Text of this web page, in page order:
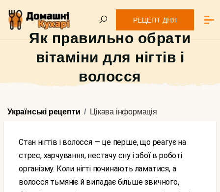
РЕЦЕПТ ДНЯ
Як правильно обрати
вітаміни для нігтів і
волосся
Українські рецепти Цікава інформація
Стан нігтів і волосся — це перше, що реагує на
стрес, харчування, нестачу сну і збої в роботі
організму. Коли нігті починають ламатися, а
волосся тьмяніє й випадає більше звичного,